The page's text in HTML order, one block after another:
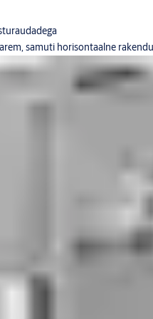
samuti horisontaalne